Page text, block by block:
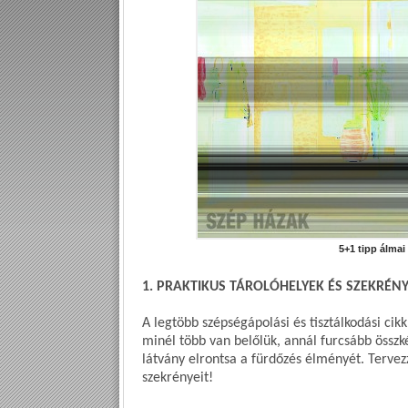
5+1 tipp
1. PRAKTIKUS TÁROLÓHELYEK ÉS
A legtöbb szépségápolási és tisztálkodási
minél több van belőlük, annál furcsább
látvány elrontsa a fürdőzés élményét.
szekrényeit!